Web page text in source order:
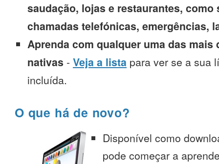
saudação, lojas e restaurantes, como
chamadas telefónicas, emergências,
Aprenda com qualquer uma das mais
nativas - Veja a lista para ver se a sua
incluída.
O que há de novo?
Disponível como
pode começar a